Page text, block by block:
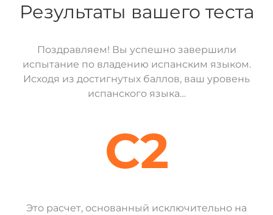
Результаты вашего теста
Поздравляем! Вы успешно завершили
испытание по владению испанским языком.
Исходя из достигнутых баллов, ваш уровень
испанского языка…
C2
Это расчет, основанный исключительно на